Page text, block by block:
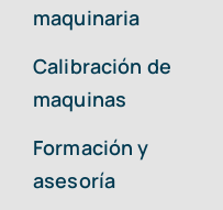
maquinaria
Calibración de
maquinas
Formación y
asesoría